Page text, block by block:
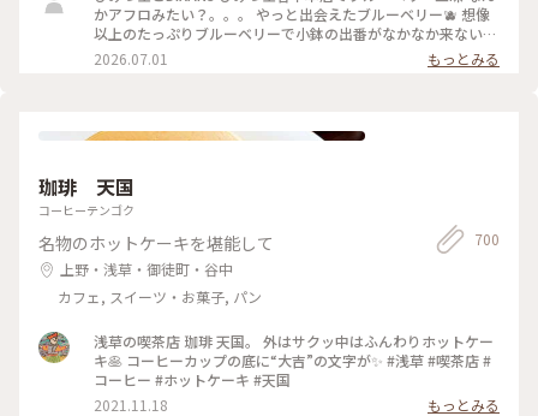
かアフロみたい？。。。 やっと出会えたブルーベリー🫐 想像
以上のたっぷりブルーベリーで小鉢の出番がなかなか来ない
何粒のブルーベリー使ってるんだろ ひみつのガールズパワー
毎日お疲れ様様です！ 魔夏営業スタートなのでいっぱい通い
2026.07.01 もっとみる
珈琲 天国
コーヒーテンゴク
名物のホットケーキを堪能して
上野・浅草・御徒町・谷中
カフェ, スイーツ・お菓子, パン
700
浅草の喫茶店 珈琲 天国。 外はサクッ中はふんわりホットケー
キ🥞 コーヒーカップの底に“大吉”の文字が✨ #浅草 #喫茶店 #
コーヒー #ホットケーキ #天国
2021.11.18
もっとみる